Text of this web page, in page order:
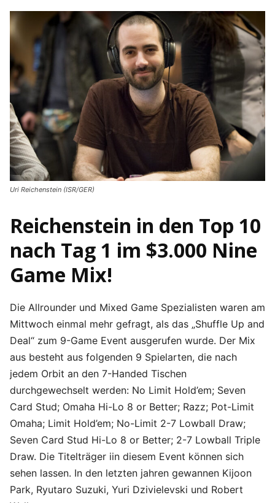
Uri Reichenstein (ISR/GER)
Reichenstein in den Top 10
nach Tag 1 im $3.000 Nine
Game Mix!
Die Allrounder und Mixed Game Spezialisten waren am
Mittwoch einmal mehr gefragt, als das „Shuffle Up and
Deal“ zum 9-Game Event ausgerufen wurde. Der Mix
aus besteht aus folgenden 9 Spielarten, die nach
jedem Orbit an den 7-Handed Tischen
durchgewechselt werden: No Limit Hold’em; Seven
Card Stud; Omaha Hi-Lo 8 or Better; Razz; Pot-Limit
Omaha; Limit Hold’em; No-Limit 2-7 Lowball Draw;
Seven Card Stud Hi-Lo 8 or Better; 2-7 Lowball Triple
Draw. Die Titelträger iin diesem Event können sich
sehen lassen. In den letzten jahren gewannen Kijoon
Park, Ryutaro Suzuki, Yuri Dzivielevski und Robert